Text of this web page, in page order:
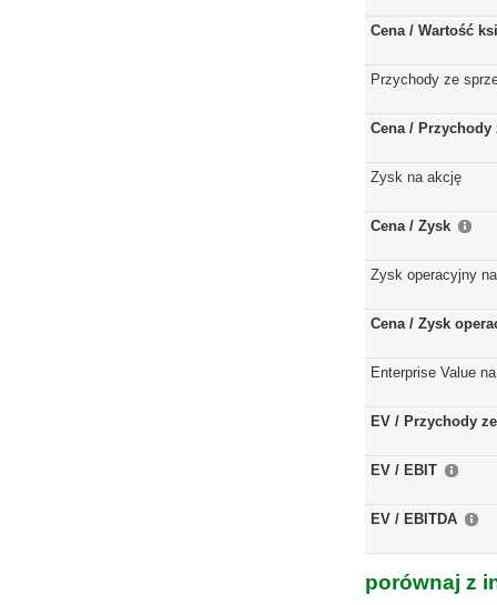
Cena / Wartość
Przychody ze
Cena / Przychody
Zysk na akcję
Cena / Zysk
Zysk operacyjny
Cena / Zysk
Enterprise Value
EV / Przychody
EV / EBIT
EV / EBITDA
porównaj z